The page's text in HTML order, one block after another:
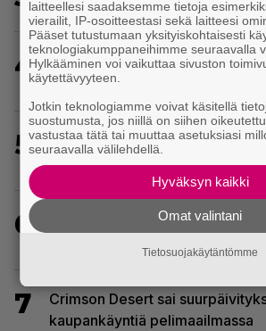
4
EA myytiin Saudi-Arabiaan –
massairtisanomisia
5
Yhdeksän peliä poistuu tässä
palvelun tarjonnasta
6
Huhu: Dave Bautistasta
7
Crimson Desert sai
kaupankäyntiä pelimaailmassa
laitteellesi saadaksemme tietoja
vierailit, IP-osoitteestasi sekä laitteesi
Pääset tutustumaan yksityiskohtaisesti
teknologiakumppaneihimme seuraavalla
Hylkääminen voi vaikuttaa sivuston
käytettävyyteen.
Jotkin teknologiamme voivat käsitellä
suostumusta, jos niillä on siihen
vastustaa tätä tai muuttaa asetuksiasi
seuraavalla välilehdellä.
Hyväksyn kaikki
Omat valintani
Tietosuojakäytäntömme